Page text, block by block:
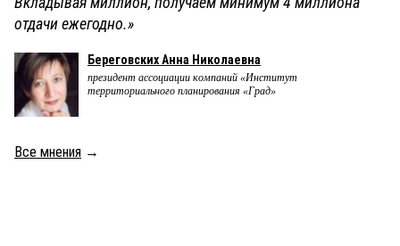
отдачи ежегодно.»
Береговских Анна Николаевна
президент ассоциации компаний «Институт
территориального планирования «Град»
Все мнения →